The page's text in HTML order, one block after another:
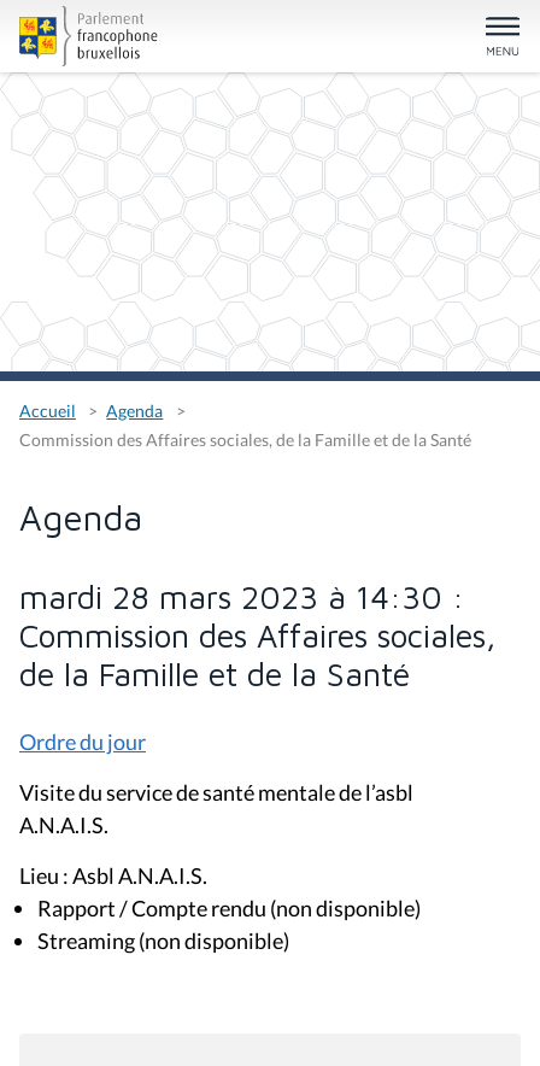
Accueil
Agenda
Commission des Affaires sociales, de la Famille et de la Santé
Agenda
mardi 28 mars 2023 à 14:30 :
Commission des Affaires sociales,
de la Famille et de la Santé
Ordre du jour
Visite du service de santé mentale de l’asbl
A.N.A.I.S.
Lieu : Asbl A.N.A.I.S.
Rapport / Compte rendu (non disponible)
Streaming (non disponible)